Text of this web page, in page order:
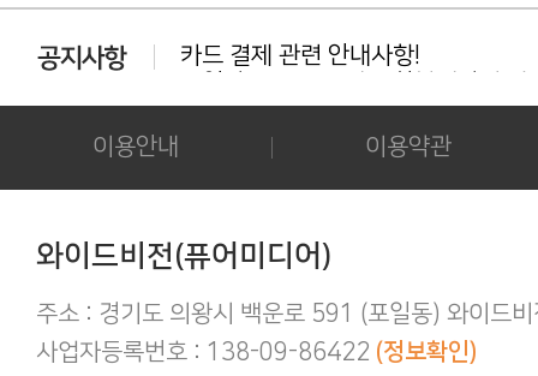
카드 결제 관련 안내사항!
다운로드 실패시 대처법 안내!!!
카드결제 결제 중 '세션만료' 문구 노
후기 작성시 화보의 사진을 공개하시
아이폰/아이패드 등 애플기기 화보집
애플(맥 IOS 및 아이폰) 다운로드 오
간편하게 결제하기!
구매 후 후기작성 방법!
이용안내 이용약관
와이드비전(퓨어미디어)
주소 : 경기도 의왕시 백운로 591 (포일동) 와이드비
사업자등록번호 : 138-09-86422 (정보확인)